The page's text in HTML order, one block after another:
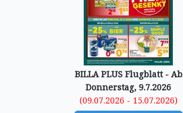
BILLA PLUS Flugblatt - Ab
Donnerstag, 9.7.2026
(09.07.2026 - 15.07.2026)